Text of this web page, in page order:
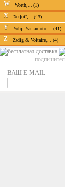
W Worth,... (1)
X Xerjoff,... (43)
Y Yohji Yamamoto,... (41)
Z Zadig & Voltaire,... (4)
ВАШ E-MAIL